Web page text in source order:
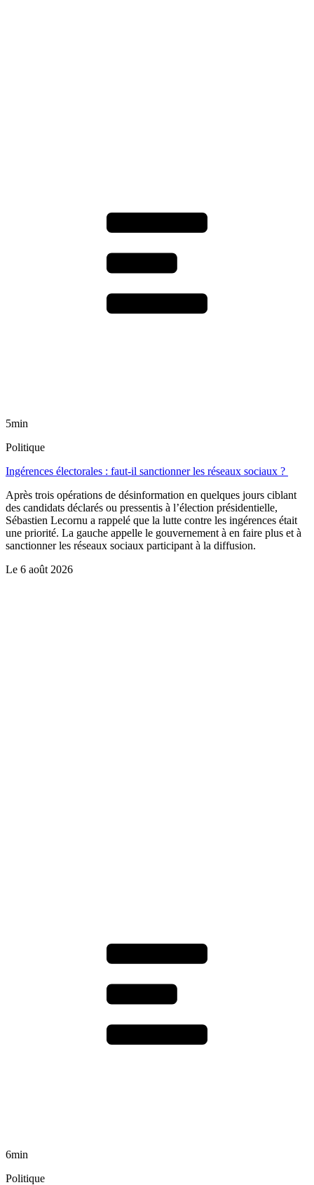
5min
Politique
Ingérences électorales : faut-il sanctionner les réseaux sociaux ?
Après trois opérations de désinformation en quelques jours ciblant
des candidats déclarés ou pressentis à l’élection présidentielle,
Sébastien Lecornu a rappelé que la lutte contre les ingérences était
une priorité. La gauche appelle le gouvernement à en faire plus et à
sanctionner les réseaux sociaux participant à la diffusion.
Le 6 août 2026
6min
Politique